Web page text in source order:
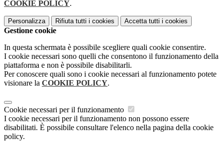
COOKIE POLICY.
Personalizza Rifiuta tutti i cookies Accetta tutti i cookies
Gestione cookie
In questa schermata è possibile scegliere quali cookie consentire.
I cookie necessari sono quelli che consentono il funzionamento della
piattaforma e non è possibile disabilitarli.
Per conoscere quali sono i cookie necessari al funzionamento potete
visionare la COOKIE POLICY.
Cookie necessari per il funzionamento
I cookie necessari per il funzionamento non possono essere
disabilitati. È possibile consultare l'elenco nella pagina della cookie
policy.